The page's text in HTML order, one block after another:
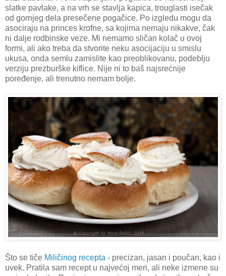
slatke pavlake, a na vrh se stavlja kapica, trouglasti isečak
od gornjeg dela presečene pogačice. Po izgledu mogu da
asociraju na princes krofne, sa kojima nemaju nikakve, čak
ni dalje rodbinske veze. Mi nemamo sličan kolač u ovoj
formi, ali ako treba da stvorite neku asocijaciju u smislu
ukusa, onda semlu zamislite kao preoblikovanu, podeblju
verziju prezburške kiflice. Nije ni to baš najsrećnije
poređenje, ali trenutno nemam bolje.
Što se tiče Miličinog recepta - precizan, jasan i poučan, kao i
uvek. Pratila sam recept u najvećoj meri, ali neke izmene su